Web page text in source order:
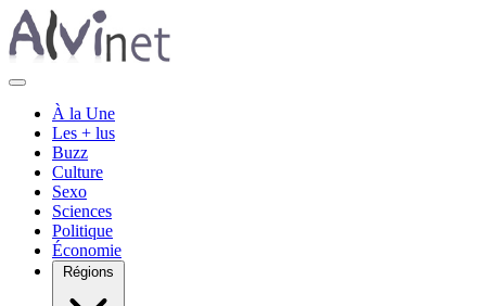
À la Une
Les + lus
Buzz
Culture
Sexo
Sciences
Politique
Économie
Régions